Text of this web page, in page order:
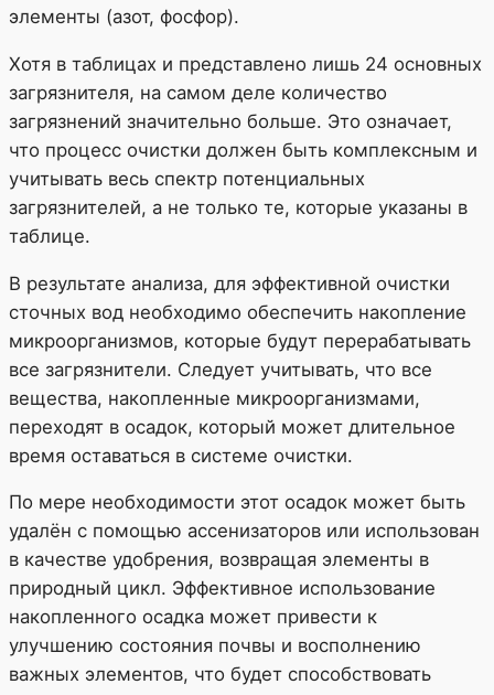
элементы (азот, фосфор).
Хотя в таблицах и представлено лишь 24 основных
загрязнителя, на самом деле количество
загрязнений значительно больше. Это означает,
что процесс очистки должен быть комплексным и
учитывать весь спектр потенциальных
загрязнителей, а не только те, которые указаны в
таблице.
В результате анализа, для эффективной очистки
сточных вод необходимо обеспечить накопление
микроорганизмов, которые будут перерабатывать
все загрязнители. Следует учитывать, что все
вещества, накопленные микроорганизмами,
переходят в осадок, который может длительное
время оставаться в системе очистки.
По мере необходимости этот осадок может быть
удалён с помощью ассенизаторов или использован
в качестве удобрения, возвращая элементы в
природный цикл. Эффективное использование
накопленного осадка может привести к
улучшению состояния почвы и восполнению
важных элементов, что будет способствовать